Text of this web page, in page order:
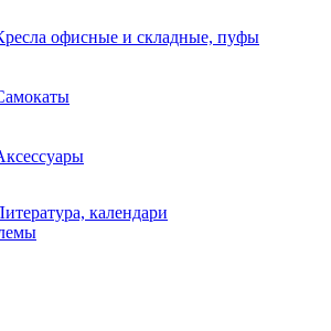
офисные и складные, пуфы
календари